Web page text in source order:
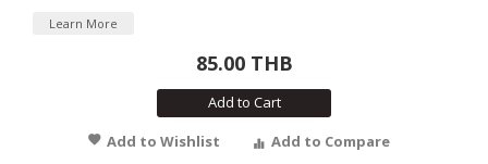
Learn More
85.00 THB
Add to Cart
Add to Wishlist
Add to Compare